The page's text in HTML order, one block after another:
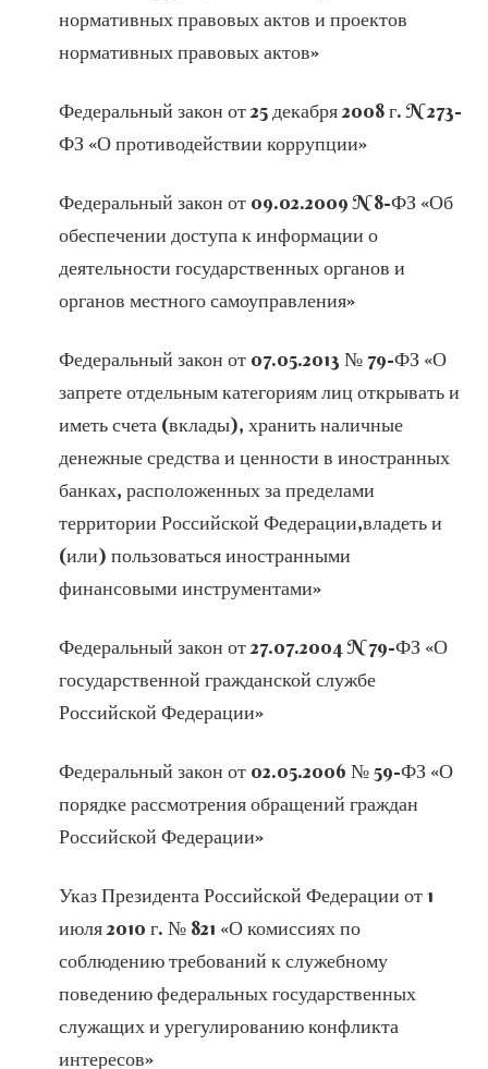
нормативных правовых актов и проектов
нормативных правовых актов»
Федеральный закон от 25 декабря 2008 г. N 273-
ФЗ «О противодействии коррупции»
Федеральный закон от 09.02.2009 N 8-ФЗ «Об
обеспечении доступа к информации о
деятельности государственных органов и
органов местного самоуправления»
Федеральный закон от 07.05.2013 № 79-ФЗ «О
запрете отдельным категориям лиц открывать и
иметь счета (вклады), хранить наличные
денежные средства и ценности в иностранных
банках, расположенных за пределами
территории Российской Федерации,владеть и
(или) пользоваться иностранными
финансовыми инструментами»
Федеральный закон от 27.07.2004 N 79-ФЗ «О
государственной гражданской службе
Российской Федерации»
Федеральный закон от 02.05.2006 № 59-ФЗ «О
порядке рассмотрения обращений граждан
Российской Федерации»
Указ Президента Российской Федерации от 1
июля 2010 г. № 821 «О комиссиях по
соблюдению требований к служебному
поведению федеральных государственных
служащих и урегулированию конфликта
интересов»